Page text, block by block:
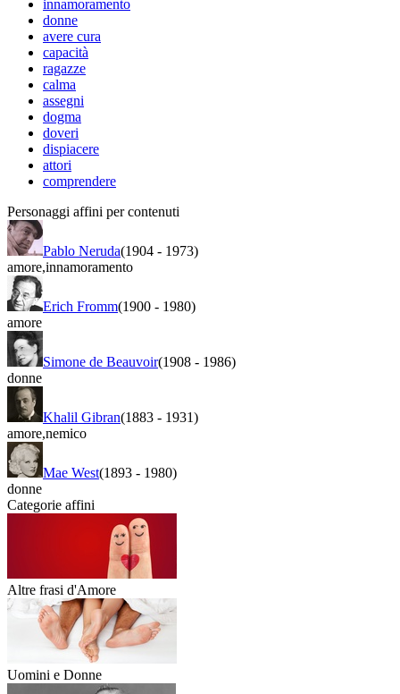
innamoramento
donne
avere cura
capacità
ragazze
calma
assegni
dogma
doveri
dispiacere
attori
comprendere
Personaggi affini per contenuti
Pablo Neruda(1904 - 1973)
amore,innamoramento
Erich Fromm(1900 - 1980)
amore
Simone de Beauvoir(1908 - 1986)
donne
Khalil Gibran(1883 - 1931)
amore,nemico
Mae West(1893 - 1980)
donne
Categorie affini
Altre frasi d'Amore
Uomini e Donne